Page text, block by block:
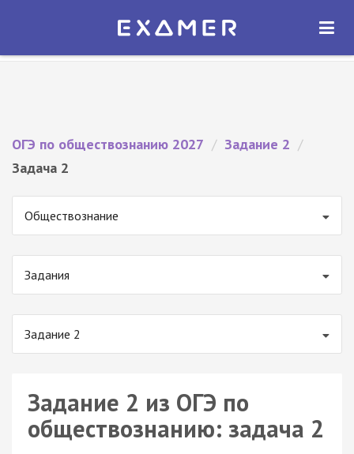
Экзамер — ЕГЭ 2027
ОТКРЫТЬ
ОГЭ по обществознанию 2027 / Задание 2 /
Задача 2
Обществознание
Задания
Задание 2
Задание 2 из ОГЭ по
обществознанию: задача 2